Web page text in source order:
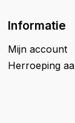
Informatie
Mijn account
Herroeping